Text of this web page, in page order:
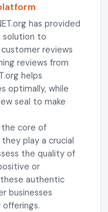
has provided
solution to
reviews
reviews from
helps
optimally, while
seal to make
core of
they play a crucial
the quality of
or
authentic
businesses